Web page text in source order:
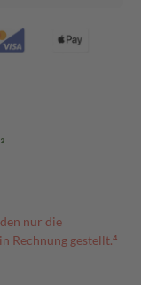
nur die
Rechnung gestellt.⁴